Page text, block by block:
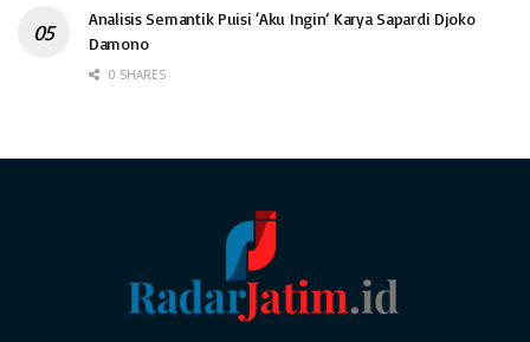
Analisis Semantik Puisi ‘Aku Ingin’ Karya Sapardi Djoko
Damono
0 SHARES